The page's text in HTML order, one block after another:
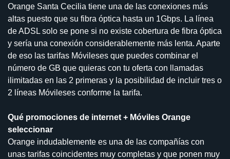
Orange Santa Cecilia tiene una de las conexiones más
altas puesto que su fibra óptica hasta un 1Gbps. La línea
de ADSL solo se pone si no existe cobertura de fibra óptica
y sería una conexión considerablemente más lenta. Aparte
de eso las tarifas Móvileses que puedes combinar el
número de GB que quieras con tu oferta con llamadas
ilimitadas en las 2 primeras y la posibilidad de incluir tres o
2 líneas Móvileses conforme la tarifa.
Qué promociones de internet + Móviles Orange
seleccionar
Orange indudablemente es una de las compañías con
unas tarifas coincidentes muy completas y que ponen muy